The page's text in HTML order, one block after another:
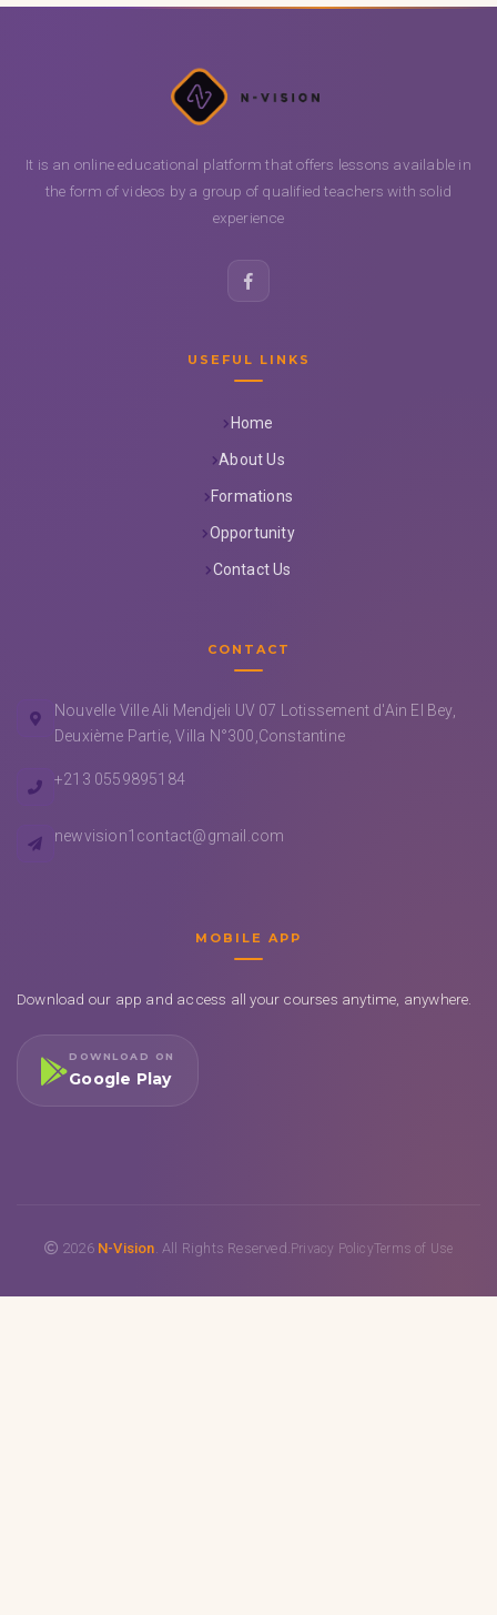
It is an online educational platform that offers lessons available in
the form of videos by a group of qualified teachers with solid
experience
USEFUL LINKS
Home
About Us
Formations
Opportunity
Contact Us
CONTACT
Nouvelle Ville Ali Mendjeli UV 07 Lotissement d'Ain El Bey,
Deuxième Partie, Villa N°300,Constantine
+213 0559895184
newvision1contact@gmail.com
MOBILE APP
Download our app and access all your courses anytime, anywhere.
DOWNLOAD ON
Google Play
2026 N-Vision . All Rights Reserved. Privacy PolicyTerms of Use